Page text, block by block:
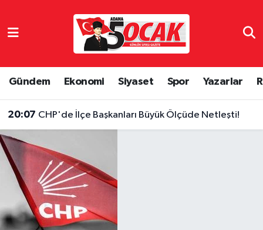
Gündem Ekonomi Siyaset Spor Yazarlar
20:07 CHP'de İlçe Başkanları Büyük Ölçüde Netleşti!
Eğitim
Ekonomi
Gündem
Hava Durumu
Son Dakika Haberleri
Haber Arşivi